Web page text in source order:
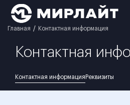
Главная Контактная информация
Контактная
Контактная информация Реквизиты